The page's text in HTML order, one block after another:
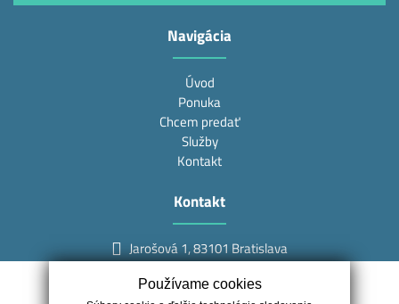
Navigácia
Úvod
Ponuka
Chcem predať
Služby
Kontakt
Kontakt
Jarošová 1, 83101 Bratislava
info@mojark.sk
Používame cookies